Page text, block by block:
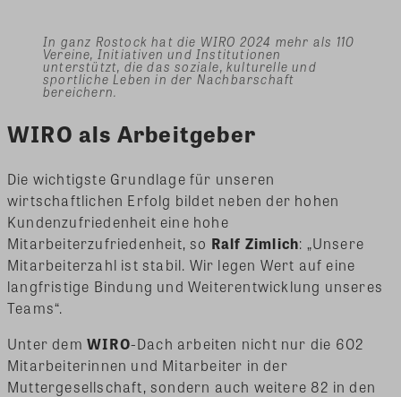
In ganz Rostock hat die WIRO 2024 mehr als 110
Vereine, Initiativen und Institutionen
unterstützt, die das soziale, kulturelle und
sportliche Leben in der Nachbarschaft
bereichern.
WIRO als Arbeitgeber
Die wichtigste Grundlage für unseren
wirtschaftlichen Erfolg bildet neben der hohen
Kundenzufriedenheit eine hohe
Mitarbeiterzufriedenheit, so Ralf Zimlich: „Unsere
Mitarbeiterzahl ist stabil. Wir legen Wert auf eine
langfristige Bindung und Weiterentwicklung unseres
Teams“.
Unter dem WIRO-Dach arbeiten nicht nur die 602
Mitarbeiterinnen und Mitarbeiter in der
Muttergesellschaft, sondern auch weitere 82 in den